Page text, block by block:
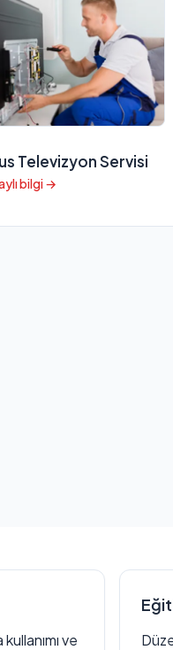
Televizyon Servisi
bilgi →
ve